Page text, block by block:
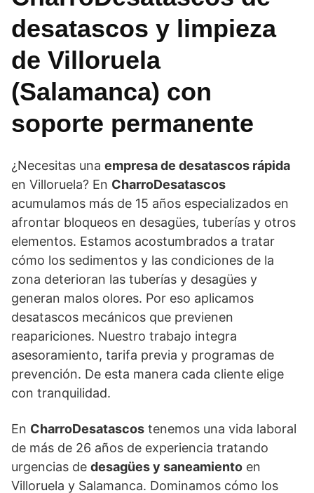
desatascos y limpieza
de Villoruela
(Salamanca) con
soporte permanente
¿Necesitas una empresa de desatascos rápida
en Villoruela? En CharroDesatascos
acumulamos más de 15 años especializados en
afrontar bloqueos en desagües, tuberías y otros
elementos. Estamos acostumbrados a tratar
cómo los sedimentos y las condiciones de la
zona deterioran las tuberías y desagües y
generan malos olores. Por eso aplicamos
desatascos mecánicos que previenen
reapariciones. Nuestro trabajo integra
asesoramiento, tarifa previa y programas de
prevención. De esta manera cada cliente elige
con tranquilidad.
En CharroDesatascos tenemos una vida laboral
de más de 26 años de experiencia tratando
urgencias de desagües y saneamiento en
Villoruela y Salamanca. Dominamos cómo los